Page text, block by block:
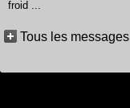
froid ...
Tous les messages